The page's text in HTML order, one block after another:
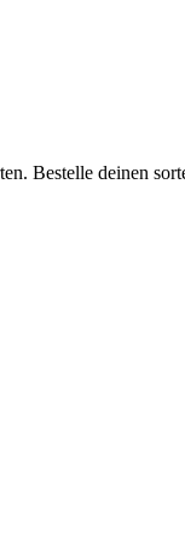
Bestelle deinen